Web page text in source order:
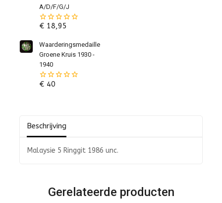
A/D/F/G/J
0
de
5
€18,95
Waarderingsmedaille
Groene Kruis 1930 -
1940
0
€40
Beschrijving
Malaysie 5 Ringgit 1986 unc.
Gerelateerde producten